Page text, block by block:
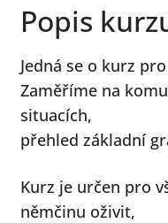
Novinky
Kontakt
Popis
Jedná se o kurz
Zaměříme na
situacích,
přehled základní
Kurz je určen pro
němčinu oživit,